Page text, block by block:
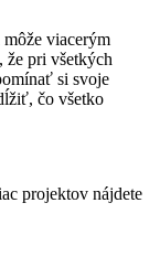
môže viacerým
že pri všetkých
si svoje
čo všetko
projektov nájdete